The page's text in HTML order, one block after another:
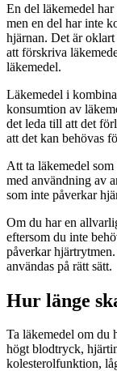
En del läkemedel
men en del har inte
hjärnan. Det är
att förskriva
läkemedel.
Läkemedel i
konsumtion av
det leda till att det
att det kan behövas
Att ta läkemedel
med användning av
som inte påverkar
Om du har en
eftersom du inte
påverkar
användas på rätt sätt.
Hur länge
Ta läkemedel om du
högt blodtryck,
kolesterolfunktion,